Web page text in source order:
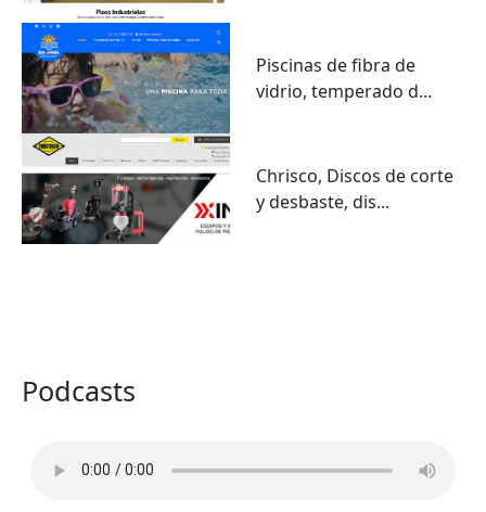
Piscinas de fibra de
vidrio, temperado d...
Chrisco, Discos de corte
y desbaste, dis...
Podcasts